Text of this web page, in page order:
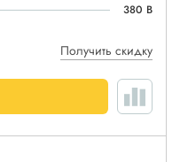
380 В
Получить скидку